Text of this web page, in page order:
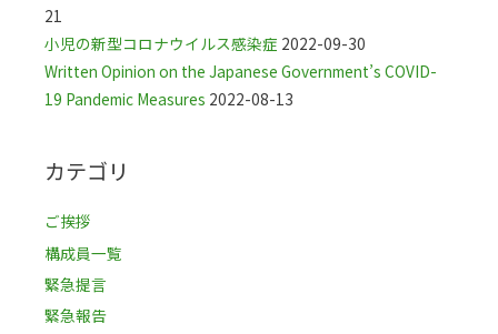
21
小児の新型コロナウイルス感染症 2022-09-30
Written Opinion on the Japanese Government’s COVID-
19 Pandemic Measures 2022-08-13
カテゴリ
ご挨拶
構成員一覧
緊急提言
緊急報告